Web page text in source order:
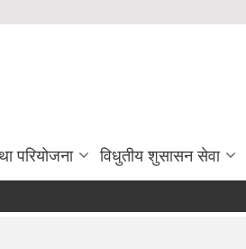
परियोजना विधुतीय शुसासन सेवा